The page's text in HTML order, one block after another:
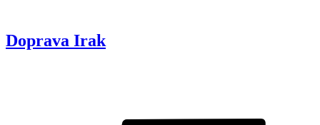
Doprava Irak